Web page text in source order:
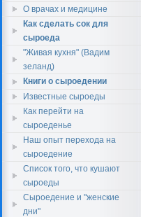
О врачах и медицине
Как сделать сок для
сыроеда
"Живая кухня" (Вадим
зеланд)
Книги о сыроедении
Известные сыроеды
Как перейти на
сыроеденье
Наш опыт перехода на
сыроедение
Список того, что кушают
сыроеды
Сыроедение и "женские
дни"